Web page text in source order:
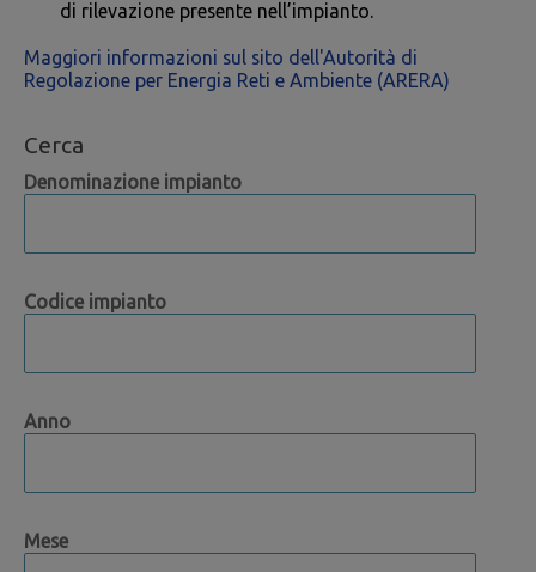
di rilevazione presente nell’impianto.
Maggiori informazioni sul sito dell'Autorità di
Regolazione per Energia Reti e Ambiente (ARERA)
Cerca
Denominazione impianto
Codice impianto
Anno
Mese